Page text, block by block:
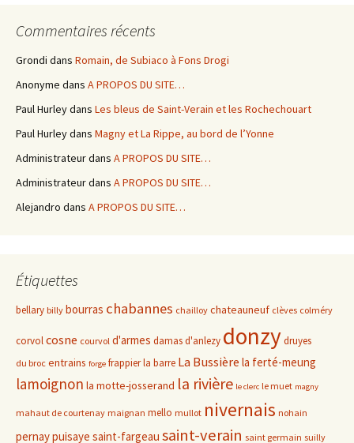
Commentaires récents
Grondi dans Romain, de Subiaco à Fons Drogi
Anonyme dans A PROPOS DU SITE…
Paul Hurleydans Les bleus de Saint-Verain et les Rochechouart
Paul Hurleydans Magny et La Rippe, au bord de l’Yonne
Administrateurdans A PROPOS DU SITE…
Administrateurdans A PROPOS DU SITE…
Alejandro dans A PROPOS DU SITE…
Étiquettes
bellary billy bourras chabannes chailloy chateauneuf clèves colméry
corvolcosne courvol d'armes damas d'anlezy donzydruyes
du broc entrains forge frappierla barre La Bussière la ferté-meung
lamoignon la motte-josserand la rivière le clerc le muet magny
mahaut de courtenay maignan mello mullot nivernais nohain
pernaypuisaye saint-fargeau saint-verain saint germain suilly